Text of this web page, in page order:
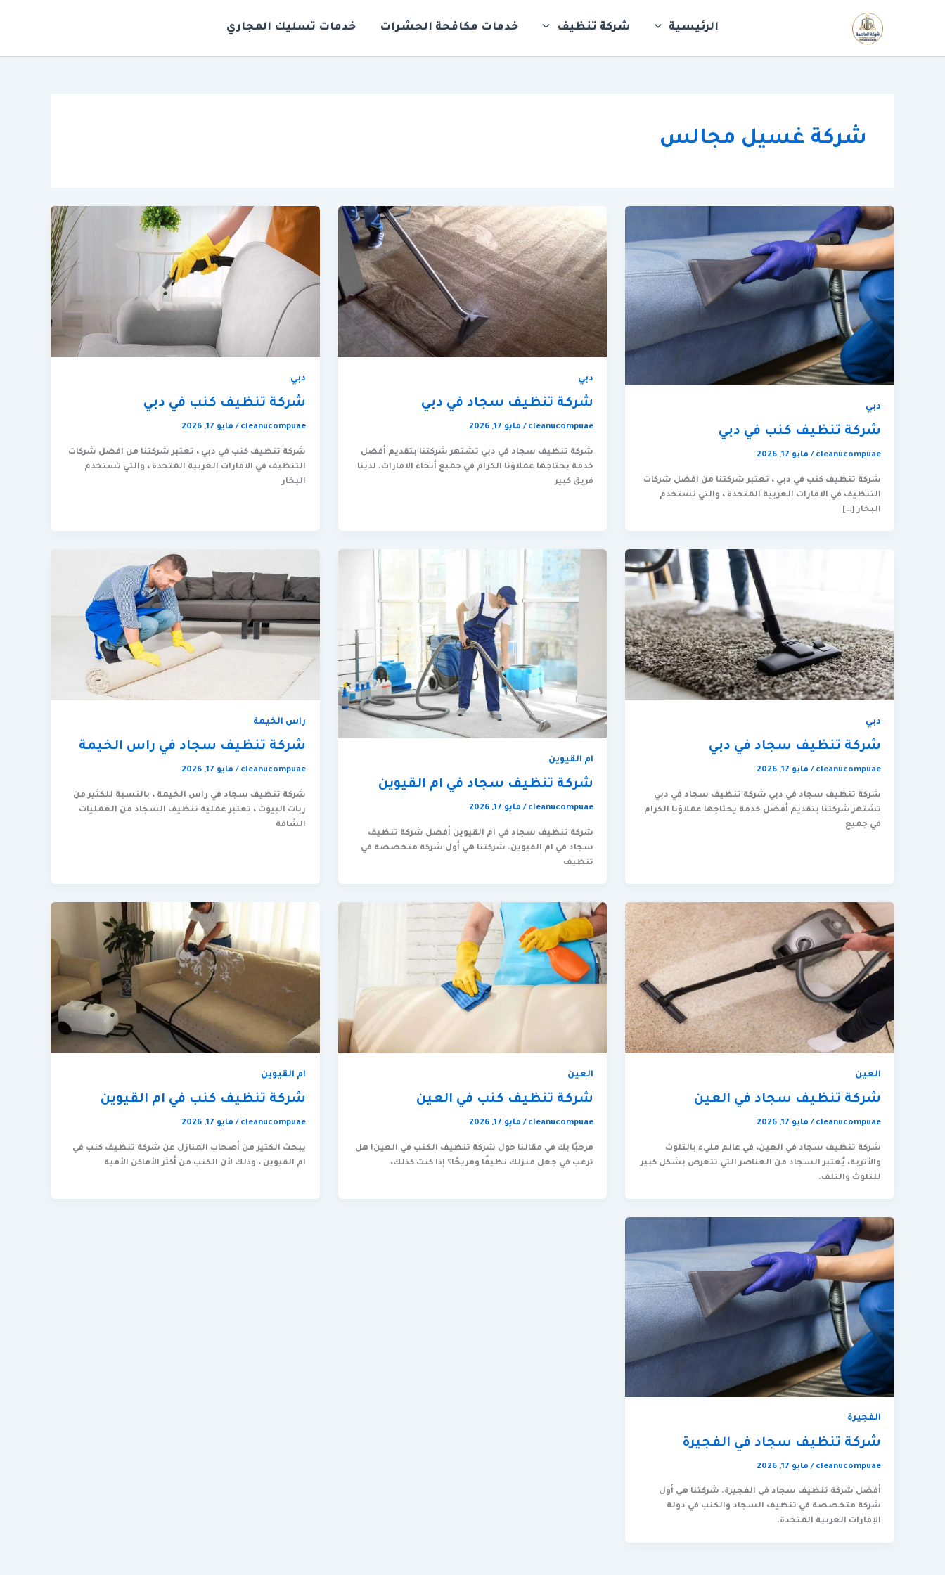
الرئيسية شركة تنظيف خدمات مكافحة الحشرات خدمات تسليك المجاري
شركة غسيل مجالس
دبي
شركة تنظيف كنب في دبي
cleanucompuae
/ مايو 17, 2026
شركة تنظيف كنب في دبي ، تعتبر شركتنا من افضل شركات
التنظيف في الامارات العربية المتحدة ، والتي تستخدم
البخار […]
دبي
شركة تنظيف سجاد في دبي
cleanucompuae
/ مايو 17, 2026
شركة تنظيف سجاد في دبي تشتهر شركتنا بتقديم أفضل
خدمة يحتاجها عملاؤنا الكرام في جميع أنحاء الامارات. لدينا
فريق كبير
دبي
شركة تنظيف كنب في دبي
cleanucompuae
/ مايو 17, 2026
شركة تنظيف كنب في دبي ، تعتبر شركتنا من افضل شركات
التنظيف في الامارات العربية المتحدة ، والتي تستخدم
البخار
دبي
شركة تنظيف سجاد في دبي
cleanucompuae
/ مايو 17, 2026
شركة تنظيف سجاد في دبي شركة تنظيف سجاد في دبي
تشتهر شركتنا بتقديم أفضل خدمة يحتاجها عملاؤنا الكرام
في جميع
ام القيوين
شركة تنظيف سجاد في ام القيوين
cleanucompuae
/ مايو 17, 2026
شركة تنظيف سجاد في ام القيوين أفضل شركة تنظيف
سجاد في ام القيوين. شركتنا هي أول شركة متخصصة في
تنظيف
راس الخيمة
شركة تنظيف سجاد في راس الخيمة
cleanucompuae
/ مايو 17, 2026
شركة تنظيف سجاد في راس الخيمة ، بالنسبة للكثير من
ربات البيوت ، تعتبر عملية تنظيف السجاد من العمليات
الشاقة
العين
شركة تنظيف سجاد في العين
cleanucompuae
/ مايو 17, 2026
شركة تنظيف سجاد في العين، في عالم مليء بالتلوث
والأتربة، يُعتبر السجاد من العناصر التي تتعرض بشكل كبير
للتلوث والتلف.
العين
شركة تنظيف كنب في العين
cleanucompuae
/ مايو 17, 2026
مرحبًا بك في مقالنا حول شركة تنظيف الكنب في العين! هل
ترغب في جعل منزلك نظيفًا ومريحًا؟ إذا كنت كذلك،
ام القيوين
شركة تنظيف كنب في ام القيوين
cleanucompuae
/ مايو 17, 2026
يبحث الكثير من أصحاب المنازل عن شركة تنظيف كنب في
ام القيوين ، وذلك لأن الكنب من أكثر الأماكن الأمية
الفجيرة
شركة تنظيف سجاد في الفجيرة
cleanucompuae
/ مايو 17, 2026
أفضل شركة تنظيف سجاد في الفجيرة. شركتنا هي أول
شركة متخصصة في تنظيف السجاد والكنب في دولة
الإمارات العربية المتحدة.